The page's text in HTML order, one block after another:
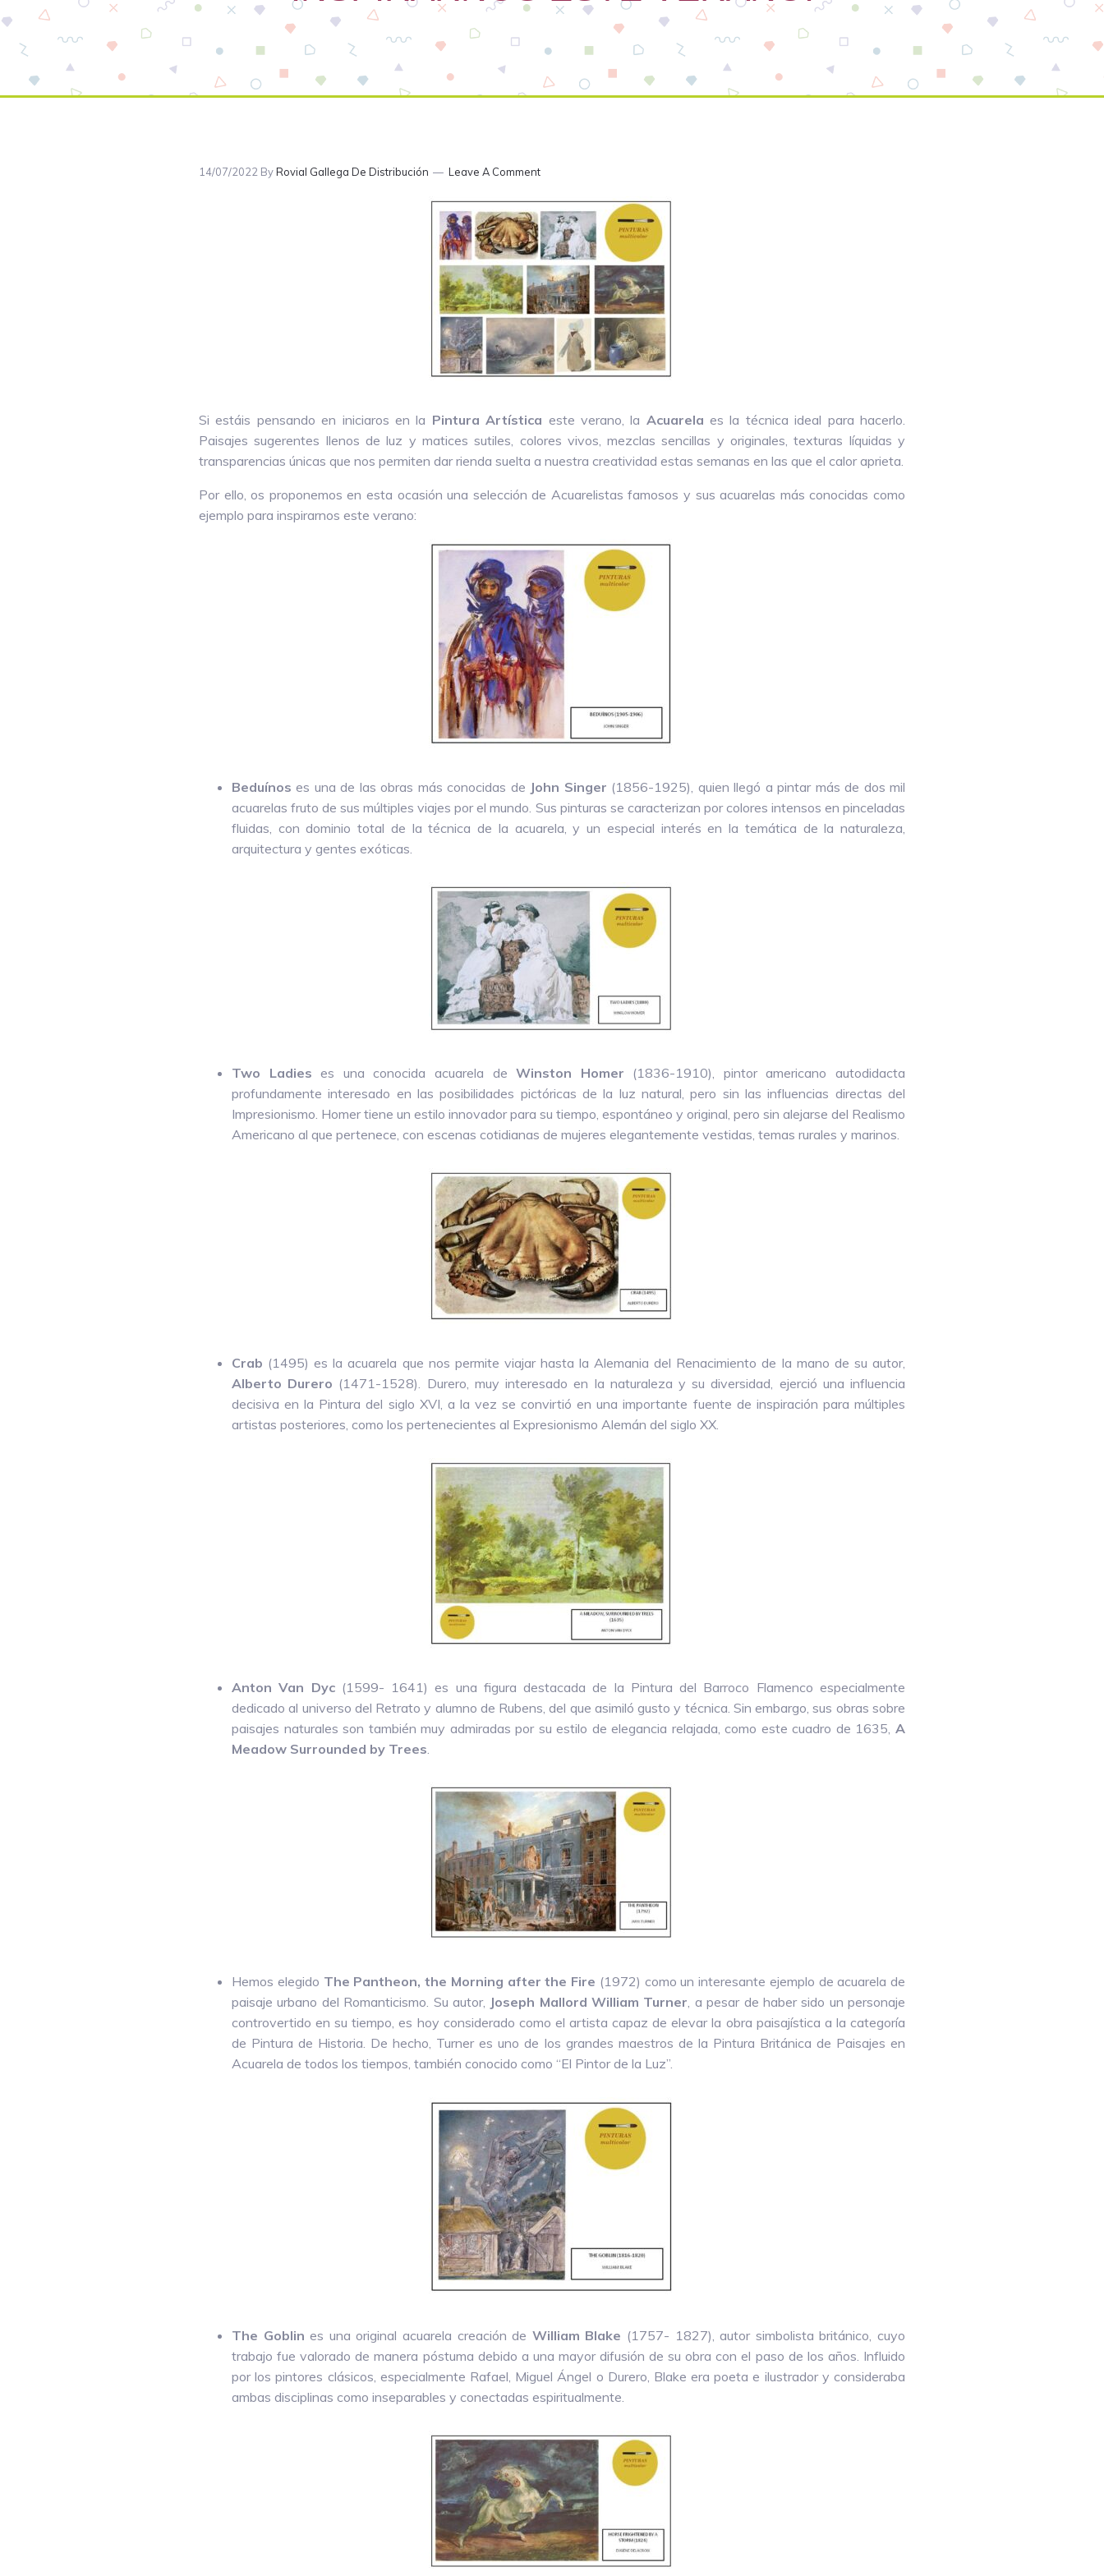
14/07/2022 ByRovial Gallega De Distribución Leave A Comment
Si estáis pensando en iniciaros en la Pintura Artística este verano, la Acuarela es la técnica ideal para hacerlo.
Paisajes sugerentes llenos de luz y matices sutiles, colores vivos, mezclas sencillas y originales, texturas líquidas y
transparencias únicas que nos permiten dar rienda suelta a nuestra creatividad estas semanas en las que el calor aprieta.
Por ello, os proponemos en esta ocasión una selección de Acuarelistas famosos y sus acuarelas más conocidas como
ejemplo para inspirarnos este verano:
Beduínos es una de las obras más conocidas de John Singer (1856-1925), quien llegó a pintar más de dos mil
acuarelas fruto de sus múltiples viajes por el mundo. Sus pinturas se caracterizan por colores intensos en pinceladas
fluidas, con dominio total de la técnica de la acuarela, y un especial interés en la temática de la naturaleza,
arquitectura y gentes exóticas.
Two Ladies es una conocida acuarela deWinston Homer (1836-1910), pintor americano autodidacta
profundamente interesado en las posibilidades pictóricas de la luz natural, pero sin las influencias directas del
Impresionismo. Homer tiene un estilo innovador para su tiempo, espontáneo y original, pero sin alejarse del Realismo
Americano al que pertenece, con escenas cotidianas de mujeres elegantemente vestidas, temas rurales y marinos.
Crab (1495) es la acuarela que nos permite viajar hasta la Alemania del Renacimiento de la mano de su autor,
Alberto Durero (1471-1528). Durero, muy interesado en la naturaleza y su diversidad, ejerció una influencia
decisiva en la Pintura del siglo XVI, a la vez se convirtió en una importante fuente de inspiración para múltiples
artistas posteriores, como los pertenecientes al Expresionismo Alemán del siglo XX.
Anton Van Dyc(1599- 1641) es una figura destacada de la Pintura del Barroco Flamenco especialmente
dedicado al universo del Retrato y alumno de Rubens, del que asimiló gusto y técnica. Sin embargo, sus obras sobre
paisajes naturales son también muy admiradas por su estilo de elegancia relajada, como este cuadro de 1635, A
Meadow Surrounded by Trees
Hemos elegido The Pantheon, the Morning after the Fire (1972) como un interesante ejemplo de acuarela de
paisaje urbano del Romanticismo. Su autor, Joseph Mallord William Turner , a pesar de haber sido un personaje
controvertido en su tiempo, es hoy considerado como el artista capaz de elevar la obra paisajística a la categoría
de Pintura de Historia. De hecho, Turner es uno de los grandes maestros de la Pintura Británica de Paisajes en
Acuarela de todos los tiempos, también conocido como “El Pintor de la Luz”.
The Goblin es una original acuarela creación de William Blake (1757- 1827), autor simbolista británico, cuyo
trabajo fue valorado de manera póstuma debido a una mayor difusión de su obra con el paso de los años. Influido
por los pintores clásicos, especialmente Rafael, Miguel Ángel o Durero, Blake era poeta e ilustrador y consideraba
ambas disciplinas como inseparables y conectadas espiritualmente.